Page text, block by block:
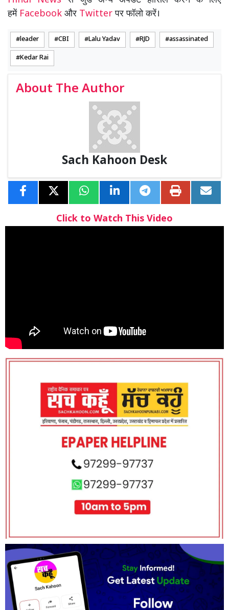
हमें Facebook और Twitterपर फॉलो करें।
leader CBI Lalu Yadav RJD assassinated
Kedar Rai
About The Author
Sach Kahoon Desk
Click to Watch This Video